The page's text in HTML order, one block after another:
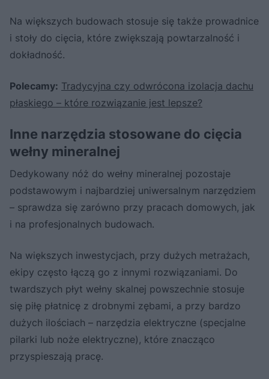
Na większych budowach stosuje się także prowadnice
i stoły do cięcia, które zwiększają powtarzalność i
dokładność.
Polecamy: Tradycyjna czy odwrócona izolacja dachu
płaskiego – które rozwiązanie jest lepsze?
Inne narzędzia stosowane do cięcia
wełny mineralnej
Dedykowany nóż do wełny mineralnej pozostaje
podstawowym i najbardziej uniwersalnym narzędziem
– sprawdza się zarówno przy pracach domowych, jak
i na profesjonalnych budowach.
Na większych inwestycjach, przy dużych metrażach,
ekipy często łączą go z innymi rozwiązaniami. Do
twardszych płyt wełny skalnej powszechnie stosuje
się piłę płatnicę z drobnymi zębami, a przy bardzo
dużych ilościach – narzędzia elektryczne (specjalne
pilarki lub noże elektryczne), które znacząco
przyspieszają pracę.